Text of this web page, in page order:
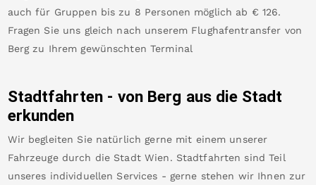
auch für Gruppen bis zu 8 Personen möglich ab € 126.
Fragen Sie uns gleich nach unserem Flughafentransfer von
Berg zu Ihrem gewünschten Terminal
Stadtfahrten - von Berg aus die Stadt
erkunden
Wir begleiten Sie natürlich gerne mit einem unserer
Fahrzeuge durch die Stadt Wien. Stadtfahrten sind Teil
unseres individuellen Services - gerne stehen wir Ihnen zur